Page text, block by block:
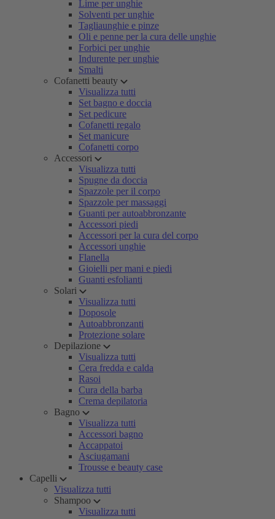
Lime per unghie
Solventi per unghie
Tagliaunghie e pinze
Oli e penne per la cura delle unghie
Forbici per unghie
Indurente per unghie
Smalti
Cofanetti beauty
Visualizza tutti
Set bagno e doccia
Set pedicure
Cofanetti regalo
Set manicure
Cofanetti corpo
Accessori
Visualizza tutti
Spugne da doccia
Spazzole per il corpo
Spazzole per massaggi
Guanti per autoabbronzante
Accessori piedi
Accessori per la cura del corpo
Accessori unghie
Flanella
Gioielli per mani e piedi
Guanti esfolianti
Solari
Visualizza tutti
Doposole
Autoabbronzanti
Protezione solare
Depilazione
Visualizza tutti
Cera fredda e calda
Rasoi
Cura della barba
Crema depilatoria
Bagno
Visualizza tutti
Accessori bagno
Accappatoi
Asciugamani
Trousse e beauty case
Capelli
Visualizza tutti
Shampoo
Visualizza tutti